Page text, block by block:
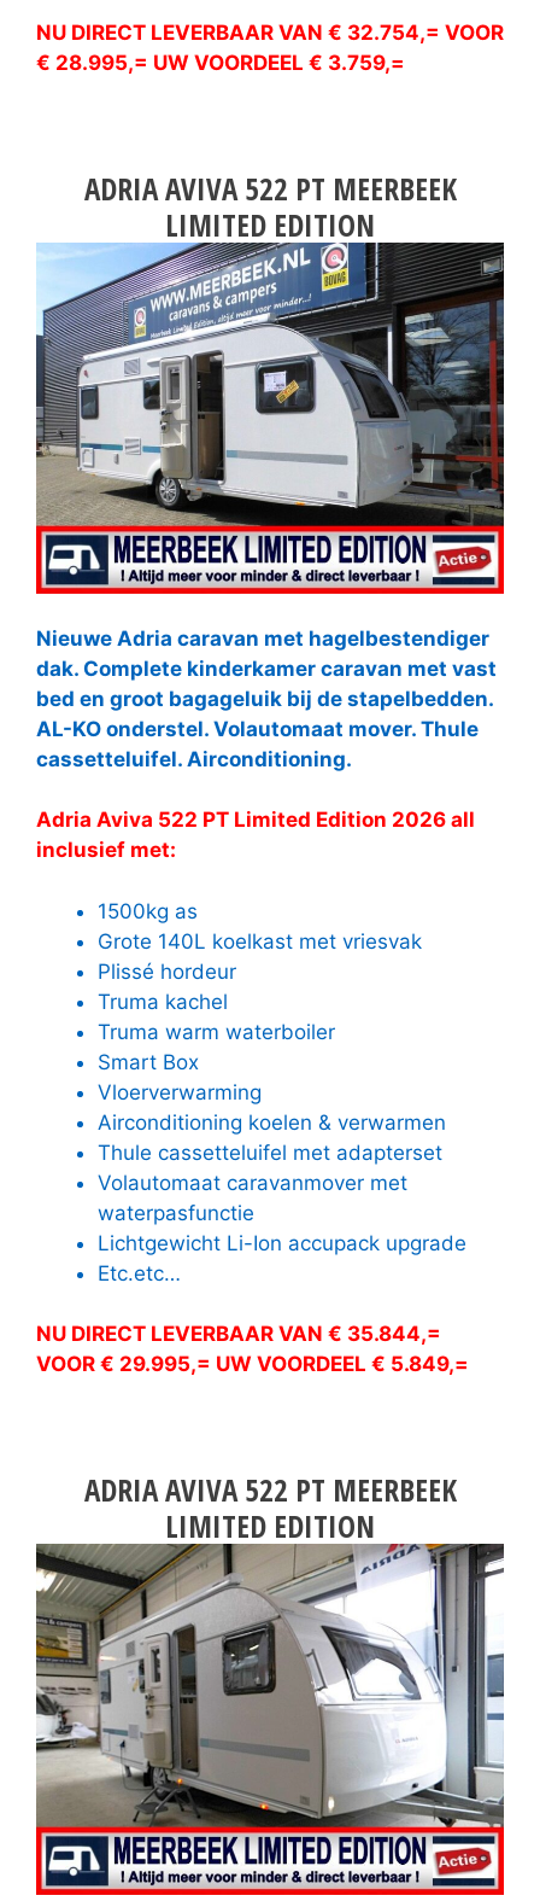
NU DIRECT LEVERBAAR VAN € 32.754,= VOOR
€ 28.995,= UW VOORDEEL € 3.759,=
ADRIA AVIVA 522 PT MEERBEEK
LIMITED EDITION
Nieuwe Adria caravan met hagelbestendiger
dak. Complete kinderkamer caravan met vast
bed en groot bagageluik bij de stapelbedden.
AL-KO onderstel. Volautomaat mover. Thule
cassetteluifel. Airconditioning.
Adria Aviva 522 PT Limited Edition 2026 all
inclusief met:
1500kg as
Grote 140L koelkast met vriesvak
Plissé hordeur
Truma kachel
Truma warm waterboiler
Smart Box
Vloerverwarming
Airconditioning koelen & verwarmen
Thule cassetteluifel met adapterset
Volautomaat caravanmover met
waterpasfunctie
Lichtgewicht Li-Ion accupack upgrade
Etc.etc…
NU DIRECT LEVERBAAR VAN € 35.844,=
VOOR € 29.995,= UW VOORDEEL € 5.849,=
ADRIA AVIVA 522 PT MEERBEEK
LIMITED EDITION